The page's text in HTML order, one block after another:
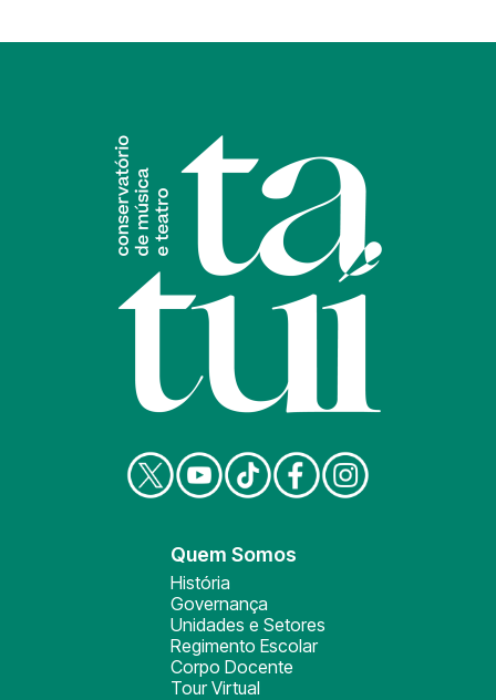
Quem Somos
História
Governança
Unidades e Setores
Regimento Escolar
Corpo Docente
Tour Virtual